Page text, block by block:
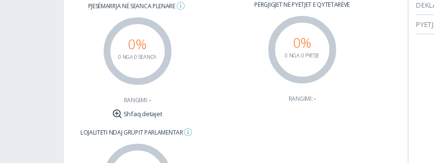
PJESËMARRJA NË SEANCA PLENARE
0%
0 NGA 0 SEANCA
RANGIMI: -
Shfaq detajet
PËRGJIGJET NË PYETJET E QYTETARËVE
0%
0 NGA 0 PYETJE
RANGIMI:-
LOJALITETI NDAJ GRUPIT PARLAMENTAR